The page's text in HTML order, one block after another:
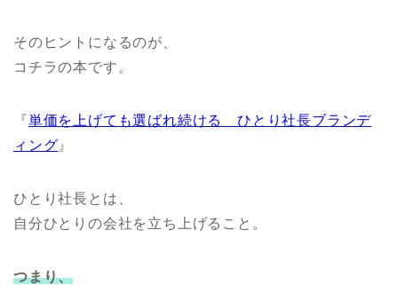
そのヒントになるのが、
コチラの本です。
『単価を上げても選ばれ続ける ひとり社長ブランデ
ィング 』
ひとり社長とは、
自分ひとりの会社を立ち上げること。
つまり、